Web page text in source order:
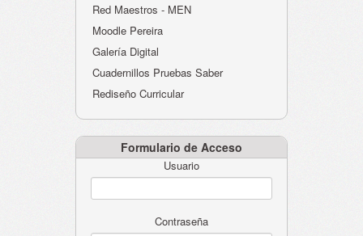
Red Maestros - MEN
Moodle Pereira
Galería Digital
Cuadernillos Pruebas Saber
Rediseño Curricular
Formulario de Acceso
Usuario
Contraseña